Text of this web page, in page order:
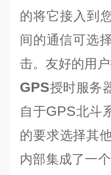
的将它接入到
间的通信可选
击。友好的用
GPS授时服务
自于GPS北斗
的要求选择其
内部集成了一